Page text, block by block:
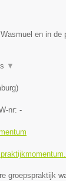
en in de
▼
)
nr: -
groepspraktijk